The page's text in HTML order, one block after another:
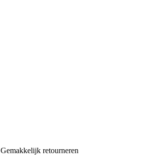
Gemakkelijk retourneren